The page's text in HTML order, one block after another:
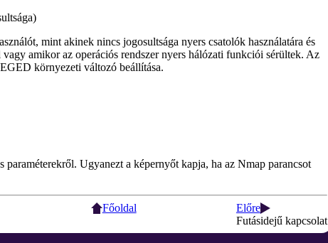
mint akinek nincs jogosultsága nyers csatolók használatára és
amikor az operációs rendszer nyers hálózati funkciói sérültek. Az
környezeti változó beállítása.
Ugyanezt a képernyőt kapja, ha az Nmap parancsot
Főoldal
Előre
Futásidejű kapcsolat